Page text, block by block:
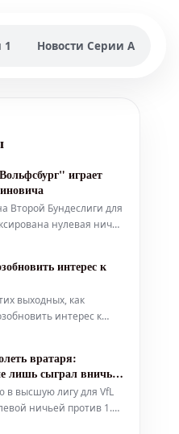
1 Новости Серии А
играет
Второй Бундеслиги для
нулевая ничья
После игры в
Одновременно стало
покидает клуб
интерес к
выходных, как
интерес к
чемпионов
неделе "Реал
удар на трансферном
из "Манчестер
вратаря:
лишь сыграл вничью
высшую лигу для VfL
ничьей против 1.
имели шансы на